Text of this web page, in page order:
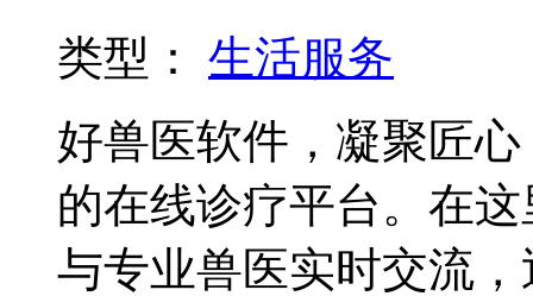
类型： 生活服务
好兽医软件，凝聚匠
的在线诊疗平台。在
与专业兽医实时交流